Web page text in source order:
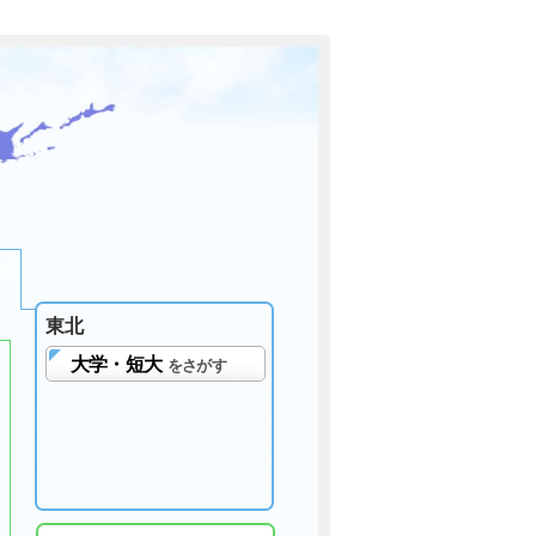
東北
大学・短大 をさがす